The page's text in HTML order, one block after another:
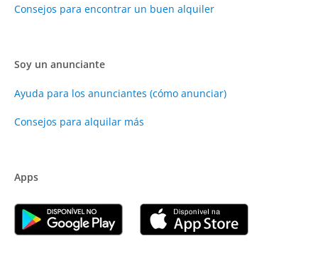
Consejos para encontrar un buen alquiler
Soy un anunciante
Ayuda para los anunciantes (cómo anunciar)
Consejos para alquilar más
Apps